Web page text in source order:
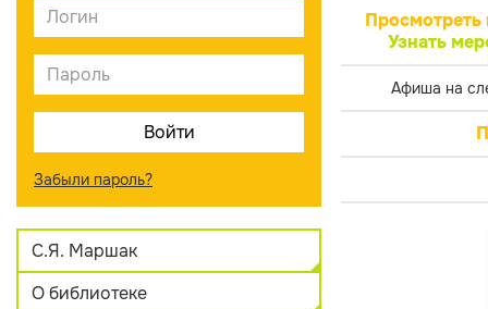
Забыли пароль?
С.Я. Маршак
О библиотеке
Просмотреть
Узнать
Афиша на